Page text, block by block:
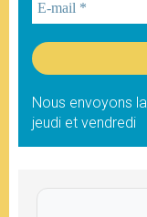
Nous envoyons
jeudi et vendredi